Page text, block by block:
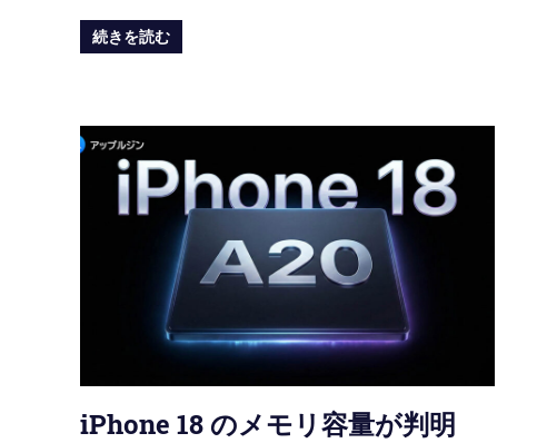
続きを読む
iPhone 18 のメモリ容量が判明